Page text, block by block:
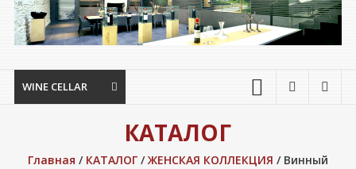
WINE CELLAR
КАТАЛОГ
Главная / КАТАЛОГ/ЖЕНСКАЯ КОЛЛЕКЦИЯ / Винный